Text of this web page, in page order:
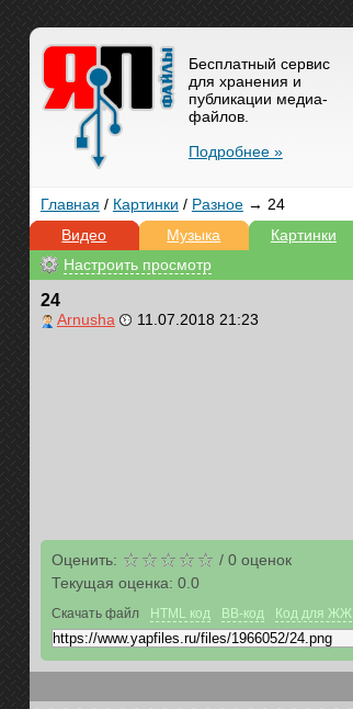
Бесплатный сервис
для хранения и
публикации медиа-
файлов.
Подробнее »
Главная / Картинки / Разное→ 24
Видео
Музыка Картинки
Настроить просмотр
24
Arnusha 11.07.2018 21:23
Оценить: / 0оценок
Текущая оценка: 0.0
Скачать файл HTML код BB-код Код для ЖЖ